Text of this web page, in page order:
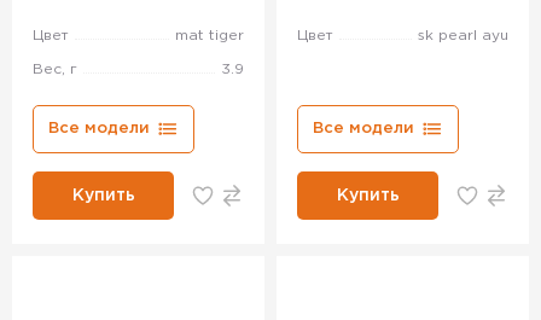
Цвет mat tiger
Вес, г 3.9
Все модели
Купить
Цвет sk pearl ayu
Все модели
Купить